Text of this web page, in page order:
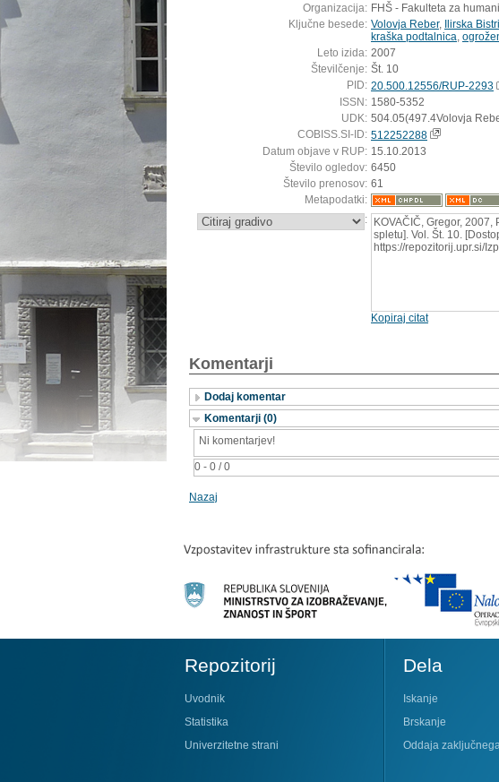
Organizacija: FHŠ - Fakulteta za
Ključne besede: Volovja Reber, Ilirska
kraška podtalnica
Leto izida: 2007
Številčenje: Št. 10
PID: 20.500.12556/RUP-2293
ISSN: 1580-5352
UDK: 504.05(497.4Volovja
COBISS.SI-ID: 512252288
Datum objave v RUP: 15.10.2013
Število ogledov: 6450
Število prenosov: 61
Metapodatki:
: KOVAČIČ, Gregor,
spletu]. Vol. Št. 10.
https://repozitorij.upr.si/
Kopiraj citat
Komentarji
Dodaj komentar
Komentarji (0)
0 - 0 / 0
Ni komentarjev!
Nazaj
Repozitorij
Uvodnik
Statistika
Univerzitetne strani
Dela
Iskanje
Brskanje
Oddaja